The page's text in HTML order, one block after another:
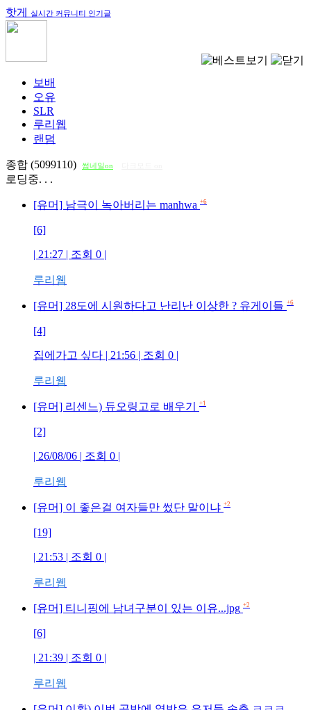
핫게 실시간 커뮤니티 인기글
보배
오유
SLR
루리웹
랜덤
종합 (5099110) 썸네일on
로딩중. . .
[유머] 남극이 녹아버리는 manhwa +6
[6]
| 21:27 | 조회 0 |
루리웹
[유머] 28도에 시원하다고 난리난 이상한 ? 유게이들 +6
[4]
집에가고 싶다 | 21:56 | 조회 0 |
루리웹
[유머] 리센느) 듀오링고로 배우기 +1
[2]
| 26/08/06 | 조회 0 |
루리웹
[유머] 이 좋은걸 여자들만 썼단 말이냐 +2
[19]
| 21:53 | 조회 0 |
루리웹
[유머] 티니핑에 남녀구분이 있는 이유...jpg +2
[6]
| 21:39 | 조회 0 |
루리웹